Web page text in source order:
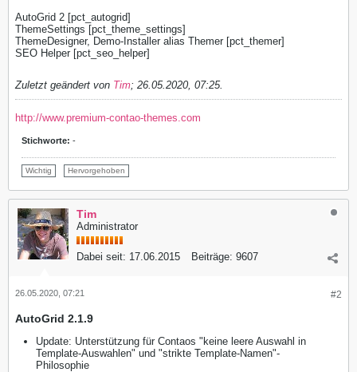
AutoGrid 2 [pct_autogrid]
ThemeSettings [pct_theme_settings]
ThemeDesigner, Demo-Installer alias Themer [pct_themer]
SEO Helper [pct_seo_helper]
Zuletzt geändert von Tim; 26.05.2020, 07:25.
http://www.premium-contao-themes.com
Stichworte: -
Wichtig Hervorgehoben
Tim
Administrator
Dabei seit: 17.06.2015 Beiträge: 9607
#2
26.05.2020, 07:21
AutoGrid 2.1.9
Update: Unterstützung für Contaos "keine leere Auswahl in
Template-Auswahlen" und "strikte Template-Namen"-
Philosophie